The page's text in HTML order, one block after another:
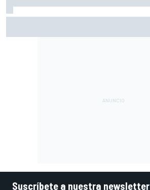
Suscríbete a nuestra newsletter